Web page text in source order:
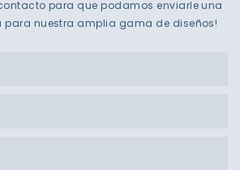
para que podamos enviarle una
nuestra amplia gama de diseños!